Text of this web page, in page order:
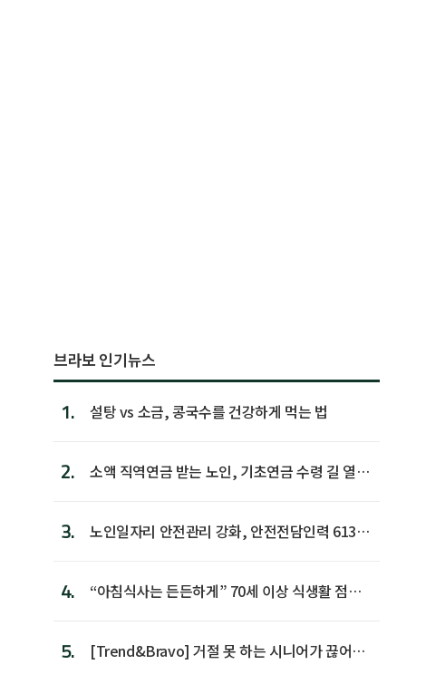
브라보 인기뉴스
1. 설탕 vs 소금, 콩국수를 건강하게 먹는 법
2.
소액 직역연금 받는 노인, 기초연금 수령 길 열린
3.
노인일자리 안전관리 강화, 안전전담인력 613명
4.
“아침식사는 든든하게” 70세 이상 식생활 점수
5.
[Trend&Bravo] 거절 못 하는 시니어가 끊어야